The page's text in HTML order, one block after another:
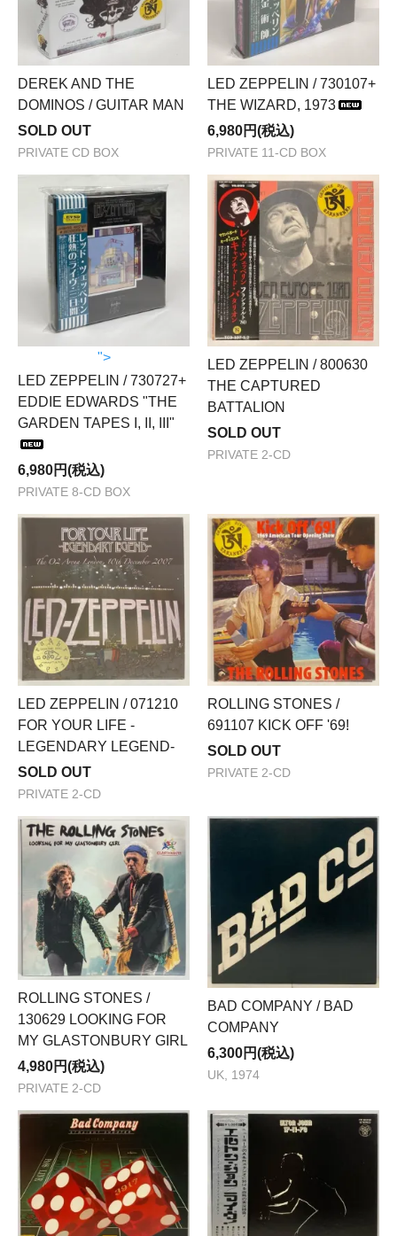
DEREK AND THE
DOMINOS / GUITAR MAN
SOLD OUT
PRIVATE CD BOX
LED ZEPPELIN / 730107+
THE WIZARD, 1973
6,980円(税込)
PRIVATE 11-CD BOX
">
LED ZEPPELIN / 730727+
EDDIE EDWARDS "THE
GARDEN TAPES I, II, III"
6,980円(税込)
PRIVATE 8-CD BOX
LED ZEPPELIN / 800630
THE CAPTURED
BATTALION
SOLD OUT
PRIVATE 2-CD
LED ZEPPELIN / 071210
FOR YOUR LIFE -
LEGENDARY LEGEND-
SOLD OUT
PRIVATE 2-CD
ROLLING STONES /
691107 KICK OFF '69!
SOLD OUT
PRIVATE 2-CD
ROLLING STONES /
130629 LOOKING FOR
MY GLASTONBURY GIRL
4,980円(税込)
PRIVATE 2-CD
BAD COMPANY / BAD
COMPANY
6,300円(税込)
UK, 1974